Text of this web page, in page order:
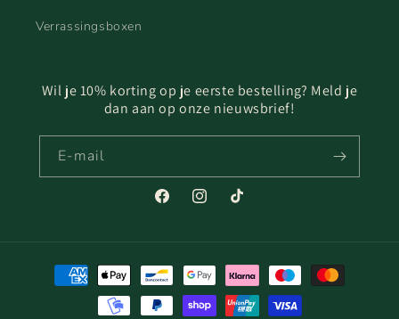
Verrassingsboxen
Wil je 10% korting op je eerste bestelling? Meld je
dan aan op onze nieuwsbrief!
E‑mail
FacebookInstagramTikTok
Betaalmethoden